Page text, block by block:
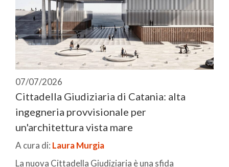
07/07/2026
Cittadella Giudiziaria di Catania: alta
ingegneria provvisionale per
un'architettura vista mare
A cura di: Laura Murgia
La nuova Cittadella Giudiziaria è una sfida